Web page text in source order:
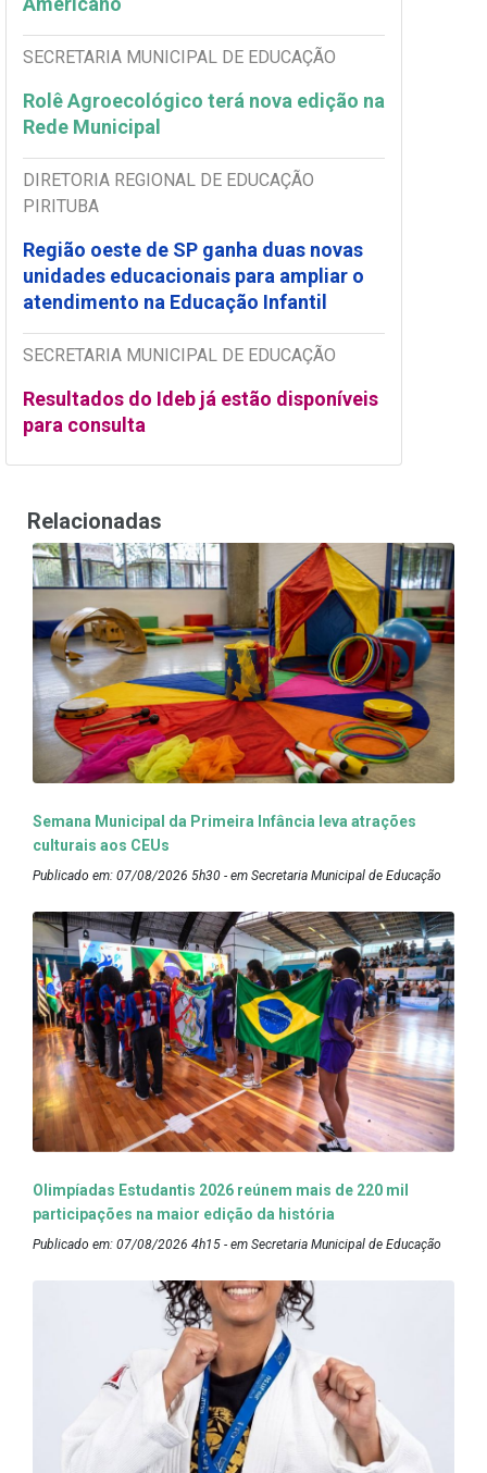
SECRETARIA MUNICIPAL DE EDUCAÇÃO
Rolê Agroecológico terá nova edição na
Rede Municipal
DIRETORIA REGIONAL DE EDUCAÇÃO
PIRITUBA
Região oeste de SP ganha duas novas
unidades educacionais para ampliar o
atendimento na Educação Infantil
SECRETARIA MUNICIPAL DE EDUCAÇÃO
Resultados do Ideb já estão disponíveis
para consulta
Relacionadas
Semana Municipal da Primeira Infância leva atrações
culturais aos CEUs
Publicado em: 07/08/2026 5h30 - em Secretaria Municipal de Educação
Olimpíadas Estudantis 2026 reúnem mais de 220 mil
participações na maior edição da história
Publicado em: 07/08/2026 4h15 - em Secretaria Municipal de Educação